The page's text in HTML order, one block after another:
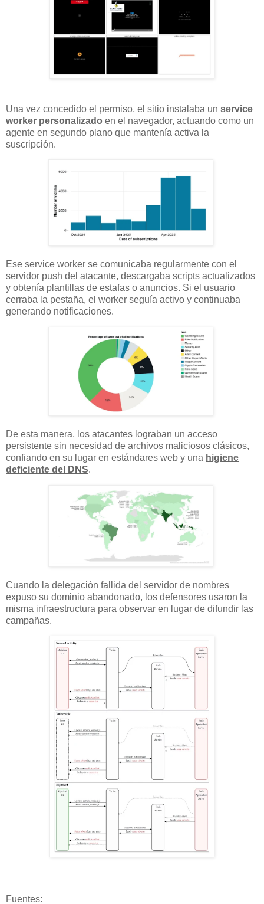
Una vez concedido el permiso, el sitio instalaba un service
worker personalizado en el navegador, actuando como un
agente en segundo plano que mantenía activa la
suscripción.
Ese service worker se comunicaba regularmente con el
servidor push del atacante, descargaba scripts actualizados
y obtenía plantillas de estafas o anuncios. Si el usuario
cerraba la pestaña, el worker seguía activo y continuaba
generando notificaciones.
De esta manera, los atacantes lograban un acceso
persistente sin necesidad de archivos maliciosos clásicos,
confiando en su lugar en estándares web y una higiene
deficiente del DNS.
Cuando la delegación fallida del servidor de nombres
expuso su dominio abandonado, los defensores usaron la
misma infraestructura para observar en lugar de difundir las
campañas.
Fuentes: